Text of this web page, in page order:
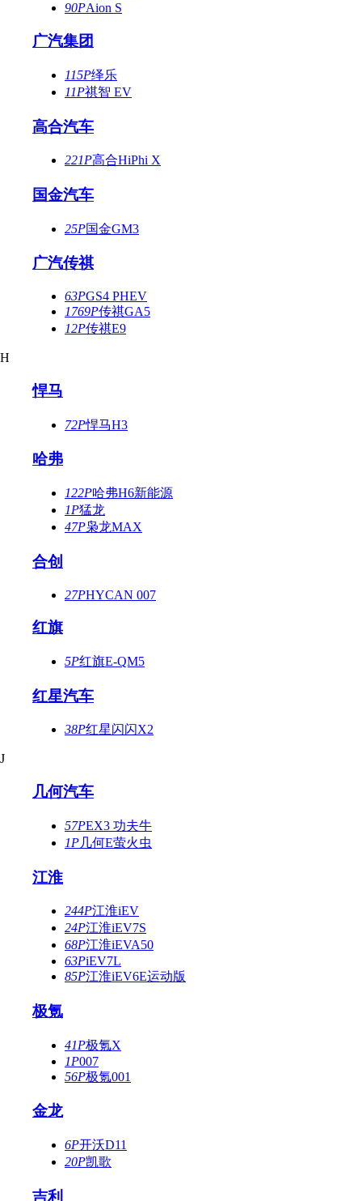
90PAion S
广汽集团
115P绎乐
11P祺智 EV
高合汽车
221P高合HiPhi X
国金汽车
25P国金GM3
广汽传祺
63PGS4 PHEV
1769P传祺GA5
12P传祺E9
H
悍马
72P悍马H3
哈弗
122P哈弗H6新能源
1P猛龙
47P枭龙MAX
合创
27PHYCAN 007
红旗
5P红旗E-QM5
红星汽车
38P红星闪闪X2
J
几何汽车
57PEX3 功夫牛
1P几何E萤火虫
江淮
244P江淮iEV
24P江淮iEV7S
68P江淮iEVA50
63PiEV7L
85P江淮iEV6E运动版
极氪
41P极氪X
1P007
56P极氪001
金龙
6P开沃D11
20P凯歌
吉利